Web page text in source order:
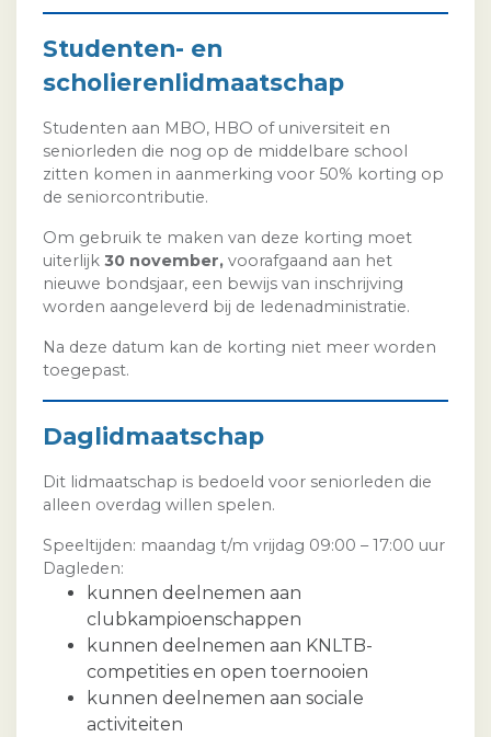
Studenten- en
scholierenlidmaatschap
Studenten aan MBO, HBO of universiteit en
seniorleden die nog op de middelbare school
zitten komen in aanmerking voor 50% korting op
de seniorcontributie.
Om gebruik te maken van deze korting moet
uiterlijk 30 november, voorafgaand aan het
nieuwe bondsjaar, een bewijs van inschrijving
worden aangeleverd bij de ledenadministratie.
Na deze datum kan de korting niet meer worden
toegepast.
Daglidmaatschap
Dit lidmaatschap is bedoeld voor seniorleden die
alleen overdag willen spelen.
Speeltijden: maandag t/m vrijdag 09:00 – 17:00 uur
Dagleden:
kunnen deelnemen aan
clubkampioenschappen
kunnen deelnemen aan KNLTB-
competities en open toernooien
kunnen deelnemen aan sociale
activiteiten